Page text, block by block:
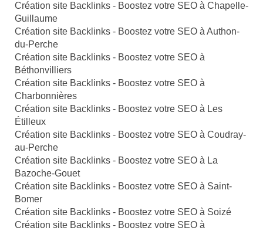
Création site Backlinks - Boostez votre SEO à Chapelle-
Guillaume
Création site Backlinks - Boostez votre SEO à Authon-
du-Perche
Création site Backlinks - Boostez votre SEO à
Béthonvilliers
Création site Backlinks - Boostez votre SEO à
Charbonnières
Création site Backlinks - Boostez votre SEO à Les
Étilleux
Création site Backlinks - Boostez votre SEO à Coudray-
au-Perche
Création site Backlinks - Boostez votre SEO à La
Bazoche-Gouet
Création site Backlinks - Boostez votre SEO à Saint-
Bomer
Création site Backlinks - Boostez votre SEO à Soizé
Création site Backlinks - Boostez votre SEO à